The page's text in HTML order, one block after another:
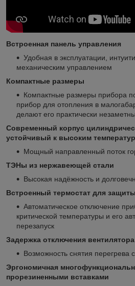
Встроенная панель управления
Удобная в эксплуатации,
механическим управлением
Компактные размеры
Компактные размеры прибора
прибор для отопления в
делают его практически
Современный корпус
устойчивый к высоким
Мощный направленный поток
ТЭНы из нержавеющей стали
Высокая надёжность и
Встроенный термостат для
Автоматическое отключение
критической температуры и его
перезапуск
Задержка отключения вентилятора
Возможность снятия перегрева
Эргономичная
прорезиненными вставками